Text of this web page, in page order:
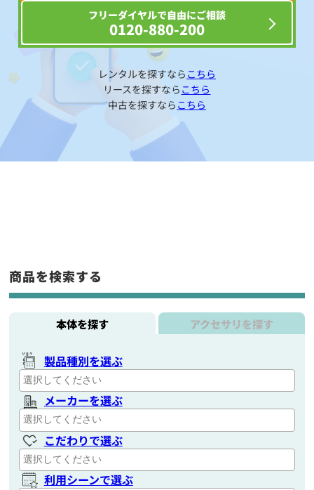
フリーダイヤルで自由にご相談
0120-880-200
レンタルを探すなら こちら
リースを探すなら こちら
中古を探すなら こちら
商品を検索する
本体を探す アクセサリを探す
製品種別を選ぶ
メーカーを選ぶ
こだわりで選ぶ
利用シーンで選ぶ